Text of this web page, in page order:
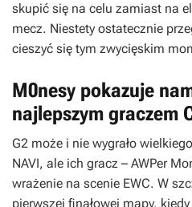
skupić się na celu zamiast na
mecz. Niestety ostatecznie
cieszyć się tym zwycięskim
M0nesy pokazuje
najlepszym graczem
G2 może i nie wygrało
NAVI, ale ich gracz – AWPer
wrażenie na scenie EWC. W
pierwszej finałowej mapy,